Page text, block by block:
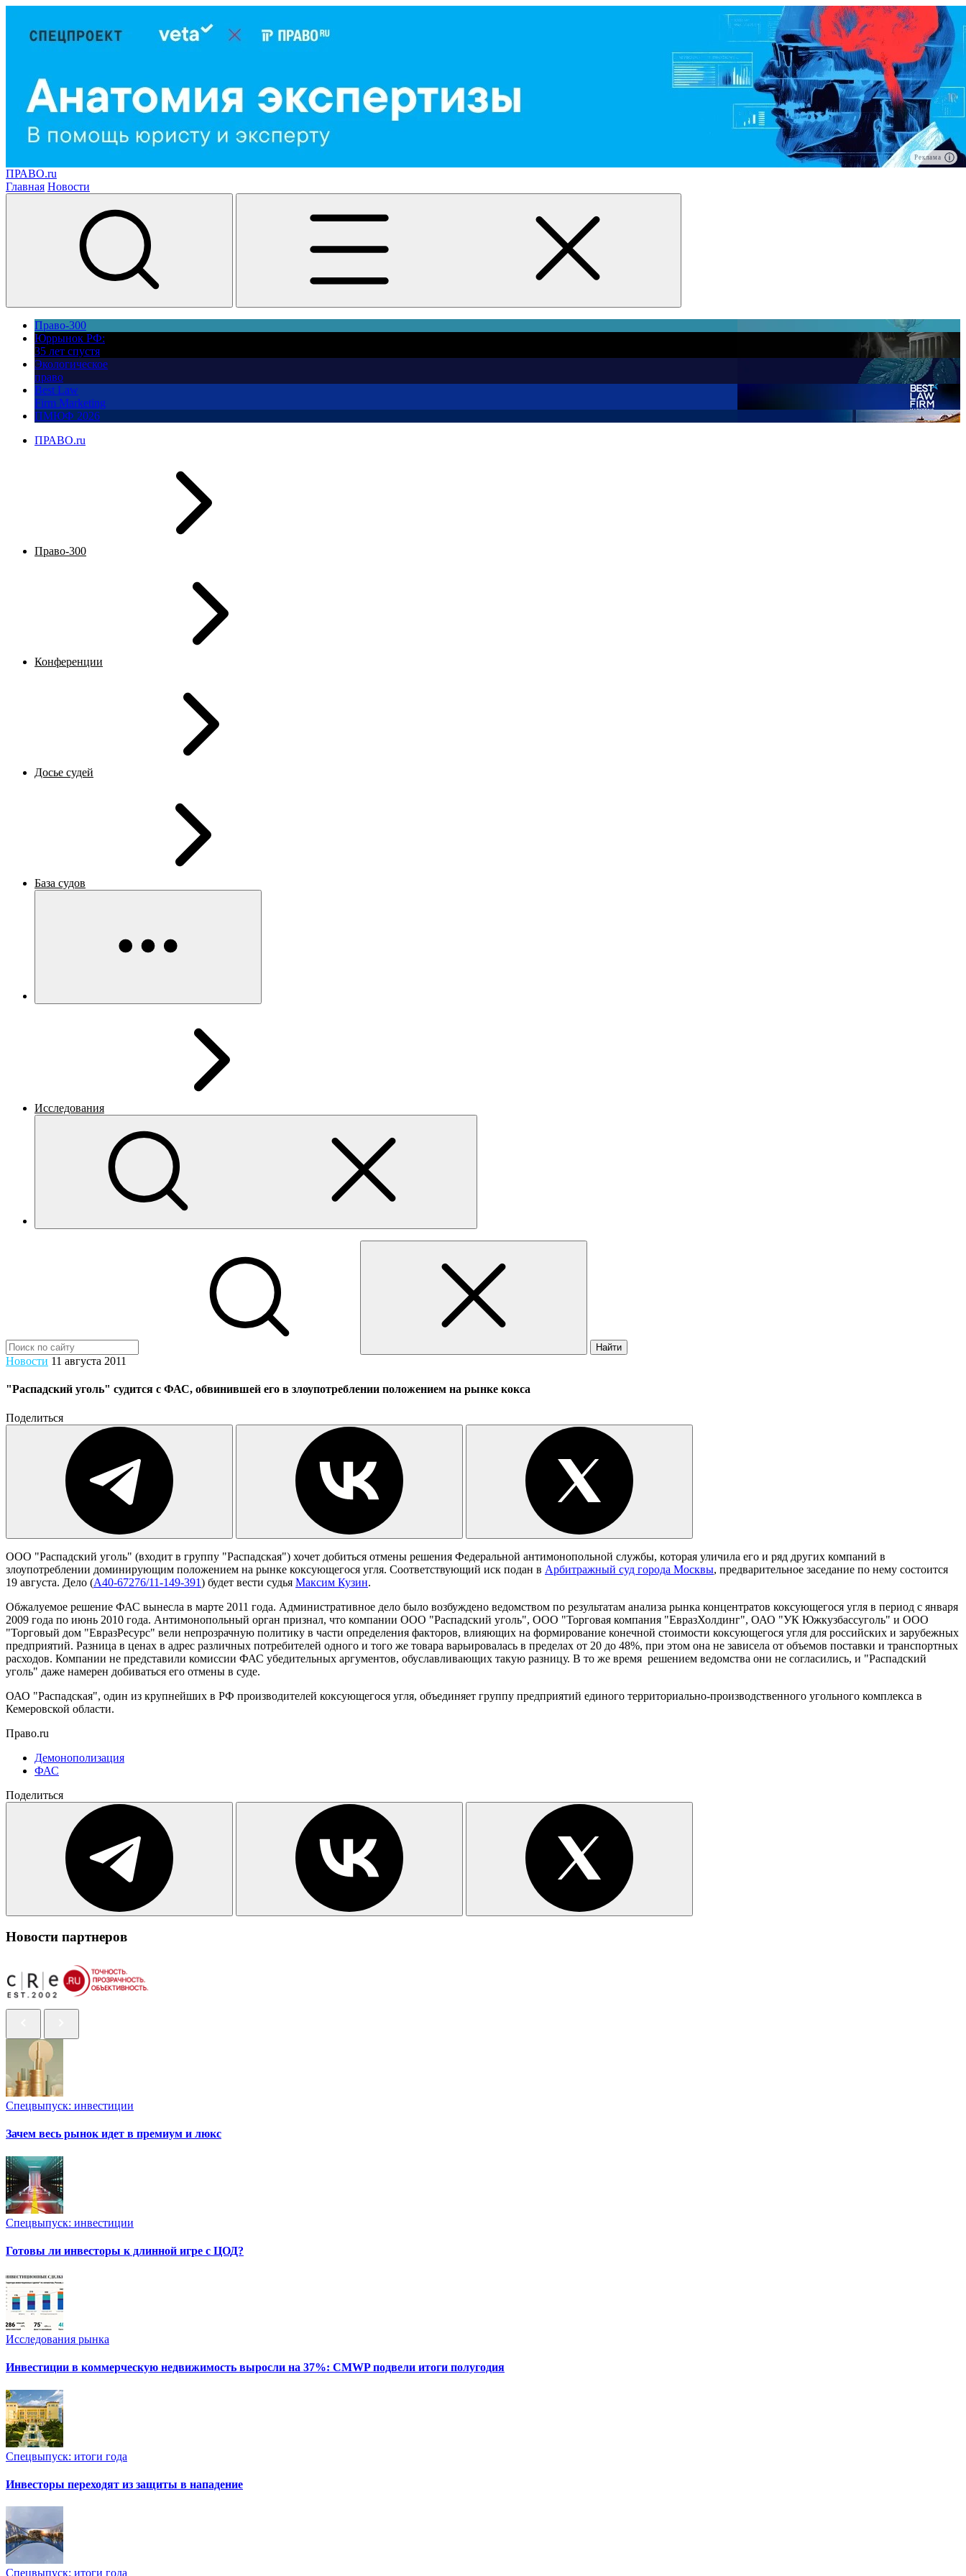
Реклама
ПРАВО.ru
Главная Новости
Право-300
Юррынок РФ:
35 лет спустя
Экологическое
право
Best Law
Firm Marketing
ПМЮФ 2026
ПРАВО.ru
Право-300
Конференции
Досье судей
База судов
Исследования
Найти
Новости 11 августа 2011
"Распадский уголь" судится с ФАС, обвинившей его в злоупотреблении положением на рынке кокса
Поделиться
ООО "Распадский уголь" (входит в группу "Распадская") хочет добиться отмены решения Федеральной антимонопольной службы, которая уличила его и ряд других компаний в
злоупотреблении доминирующим положением на рынке коксующегося угля. Соответствующий иск подан в Арбитражный суд города Москвы, предварительное заседание по нему состоится
19 августа. Дело (А40-67276/11-149-391) будет вести судья Максим Кузин.
Обжалуемое решение ФАС вынесла в марте 2011 года. Административное дело было возбуждено ведомством по результатам анализа рынка концентратов коксующегося угля в период с января
2009 года по июнь 2010 года. Антимонопольный орган признал, что компании ООО "Распадский уголь", ООО "Торговая компания "ЕвразХолдинг", ОАО "УК Южкузбассуголь" и ООО
"Торговый дом "ЕвразРесурс" вели непрозрачную политику в части определения факторов, влияющих на формирование конечной стоимости коксующегося угля для российских и зарубежных
предприятий. Разница в ценах в адрес различных потребителей одного и того же товара варьировалась в пределах от 20 до 48%, при этом она не зависела от объемов поставки и транспортных
расходов. Компании не представили комиссии ФАС убедительных аргументов, обуславливающих такую разницу. В то же время решением ведомства они не согласились, и "Распадский
уголь" даже намерен добиваться его отмены в суде.
ОАО "Распадская", один из крупнейших в РФ производителей коксующегося угля, объединяет группу предприятий единого территориально-производственного угольного комплекса в
Кемеровской области.
Право.ru
Демонополизация
ФАС
Поделиться
Новости партнеров
Спецвыпуск: инвестиции
Зачем весь рынок идет в премиум и люкс
Спецвыпуск: инвестиции
Готовы ли инвесторы к длинной игре с ЦОД?
Исследования рынка
Инвестиции в коммерческую недвижимость выросли на 37%: CMWP подвели итоги полугодия
Спецвыпуск: итоги года
Инвесторы переходят из защиты в нападение
Спецвыпуск: итоги года